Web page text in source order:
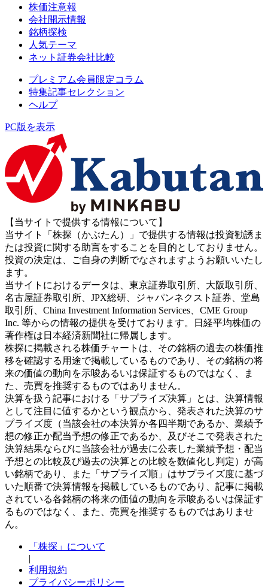
株価注意報
会社開示情報
銘柄探検
人気テーマ
ネット証券会社比較
プレミアム会員限定コラム
特集記事セレクション
ヘルプ
PC版を表示
【当サイトで提供する情報について】
当サイト「株探（かぶたん）」で提供する情報は投資勧誘ま
たは投資に関する助言をすることを目的としておりません。
投資の決定は、ご自身の判断でなされますようお願いいたし
ます。
当サイトにおけるデータは、東京証券取引所、大阪取引所、
名古屋証券取引所、JPX総研、ジャパンネクスト証券、堂島
取引所、China Investment Information Services、CME Group
Inc. 等からの情報の提供を受けております。日経平均株価の
著作権は日本経済新聞社に帰属します。
株探に掲載される株価チャートは、その銘柄の過去の株価推
移を確認する用途で掲載しているものであり、その銘柄の将
来の価値の動向を示唆あるいは保証するものではなく、ま
た、売買を推奨するものではありません。
決算を扱う記事における「サプライズ決算」とは、決算情報
として注目に値するかという観点から、発表された決算のサ
プライズ度（当該会社の本決算か各四半期であるか、業績予
想の修正か配当予想の修正であるか、及びそこで発表された
決算結果ならびに当該会社が過去に公表した業績予想・配当
予想との比較及び過去の決算との比較を数値化し判定）が高
い銘柄であり、また「サプライズ順」はサプライズ度に基づ
いた順番で決算情報を掲載しているものであり、記事に掲載
されている各銘柄の将来の価値の動向を示唆あるいは保証す
るものではなく、また、売買を推奨するものではありませ
ん。
「株探」について
|
利用規約
プライバシーポリシー